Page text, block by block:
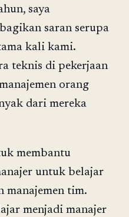
saya
saran serupa
kali kami.
teknis di pekerjaan
orang
dari mereka
membantu
untuk belajar
manajemen tim.
menjadi manajer